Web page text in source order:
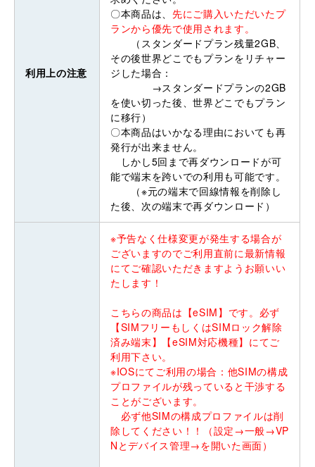
利用上の注意
〇本商品は、先にご購入いただいたプ
ランから優先で使用されます。
（スタンダードプラン残量2GB、
その後世界どこでもプランをリチャー
ジした場合：
→スタンダードプランの2GB
を使い切った後、世界どこでもプラン
に移行）
〇本商品はいかなる理由においても再
発行が出来ません。
しかし5回まで再ダウンロードが可
能で端末を跨いでの利用も可能です。
（※元の端末で回線情報を削除し
た後、次の端末で再ダウンロード）
※予告なく仕様変更が発生する場合が
ございますのでご利用直前に最新情報
にてご確認いただきますようお願いい
たします！
こちらの商品は【eSIM】です。必ず
【SIMフリーもしくはSIMロック解除
済み端末】【eSIM対応機種】にてご
利用下さい。
※IOSにてご利用の場合：他SIMの構成
プロファイルが残っていると干渉する
ことがございます。
必ず他SIMの構成プロファイルは削
除してください！！（設定→一般→VP
Nとデバイス管理→を開いた画面）